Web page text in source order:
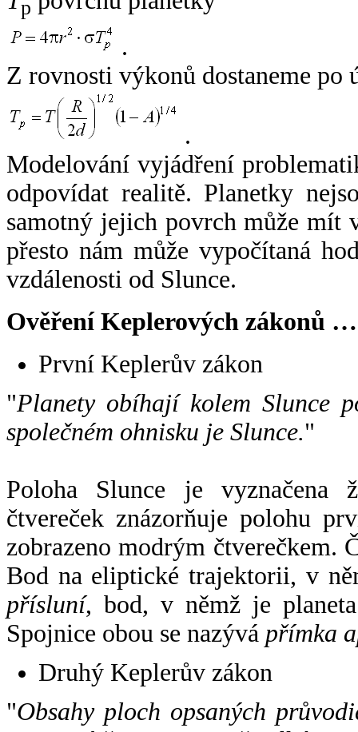
p
.
Z rovnosti výkonů dostaneme po
.
Modelování vyjádření
odpovídat realitě. Planetky
samotný jejich povrch může mít
přesto nám může vypočítaná
vzdálenosti od Slunce.
Ověření Keplerových zákonů …
První Keplerův zákon
"Planety obíhají kolem Slunce
společném ohnisku je Slunce."
Poloha Slunce je vyznačena
čtvereček znázorňuje polohu
zobrazeno modrým čtverečkem.
Bod na eliptické trajektorii, v
přísluní, bod, v němž je
Spojnice obou se nazývá přímka
Druhý Keplerův zákon
"Obsahy ploch opsaných